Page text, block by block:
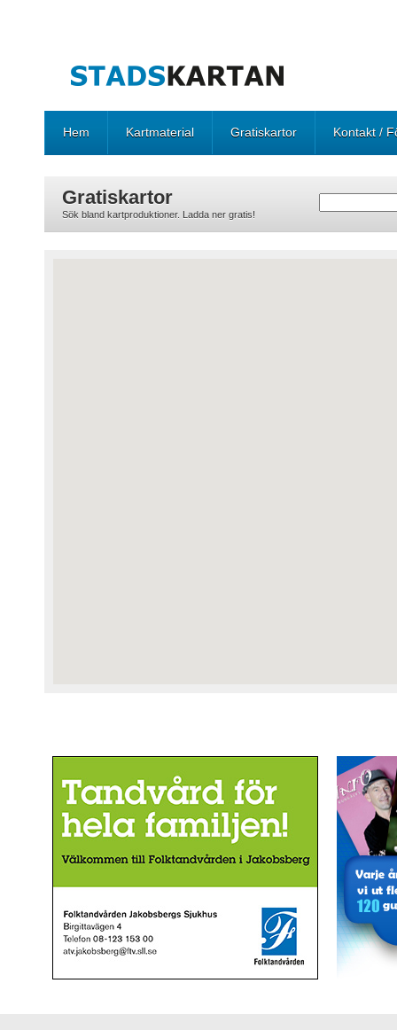
Hem Kartmaterial Gratiskartor Kontakt /
Gratiskartor
Sök bland kartproduktioner. Ladda ner gratis!